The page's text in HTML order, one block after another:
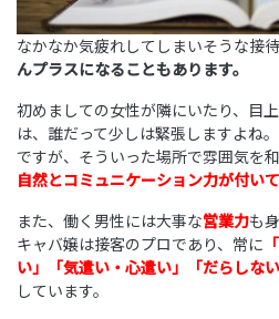
なかなか気疲れしてしまいそうな接
んプラスになることもあります。
初めましての女性が隣にいたり、目
は、誰だって少しは緊張しますよね。
ですが、そういった場所で雰囲気を
自然とコミュニケーション力が付いて
また、働く男性には大事な営業力も
キャバ嬢は接客のプロであり、常に
い」「気遣い・心遣い」「だらしな
しています。